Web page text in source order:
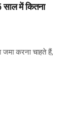
में कितना
करना चाहते हैं,